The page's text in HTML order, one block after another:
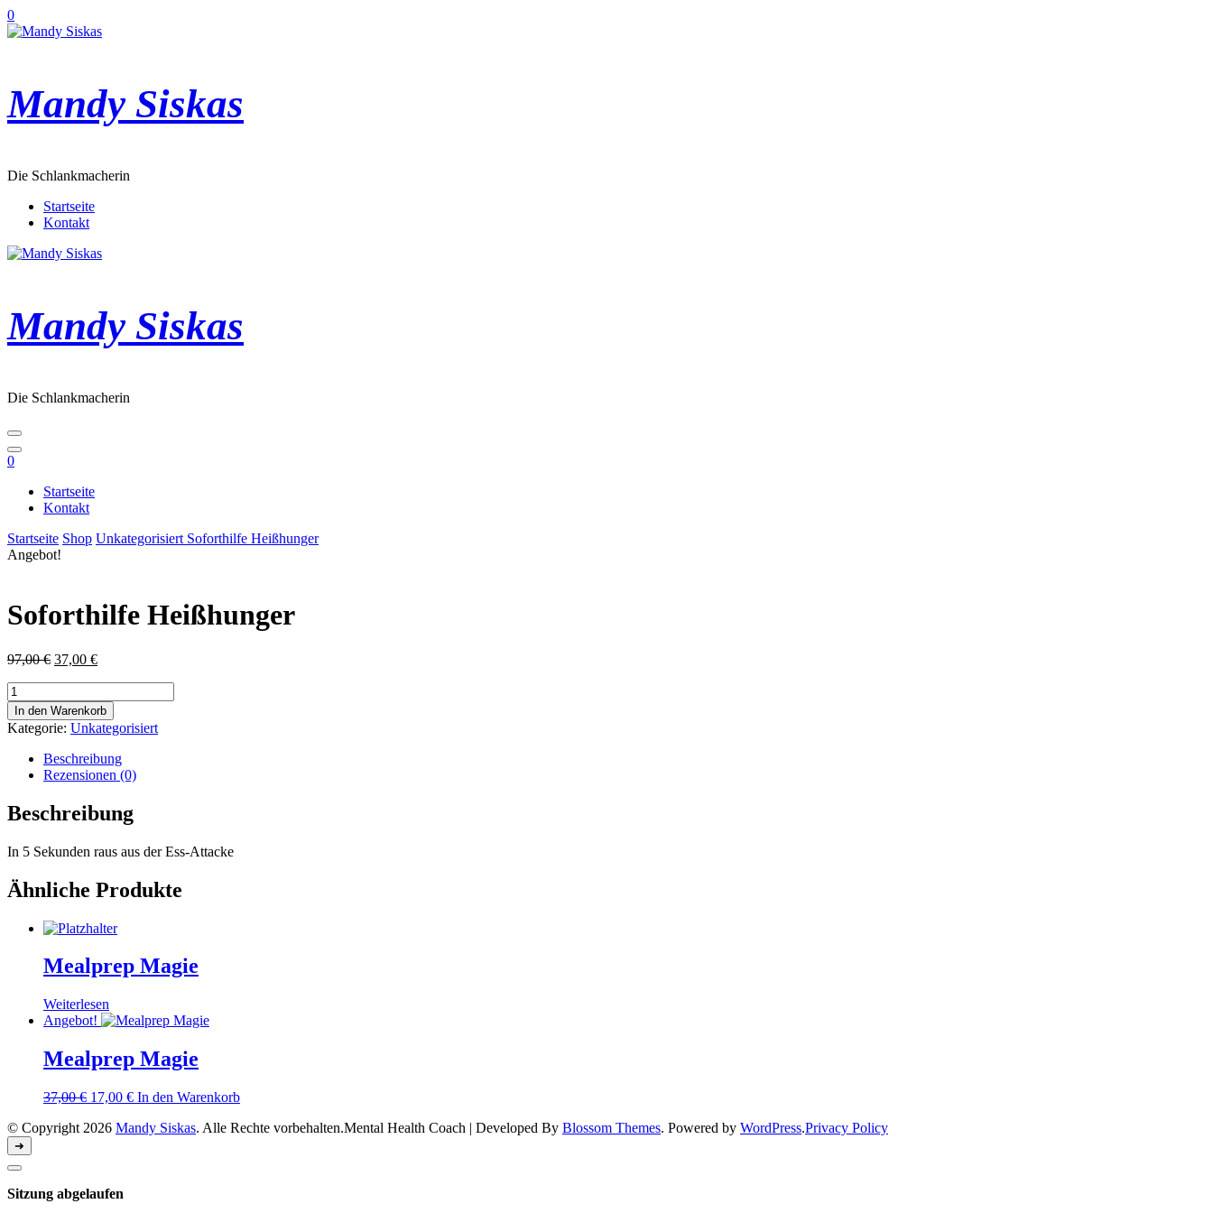
Zum
Inhalt
0
Mandy Siskas
Die Schlankmacherin
Startseite
Kontakt
Mandy Siskas
Die Schlankmacherin
0
Startseite
Kontakt
Startseite Shop Unkategorisiert Soforthilfe Heißhunger
Angebot!
Soforthilfe Heißhunger
97,00€ Ursprünglicher
97,00 €
37,00 €Aktueller
37,00 €.
Soforthilfe
Heißhunger
Menge
In den Warenkorb
Kategorie: Unkategorisiert
Beschreibung
Rezensionen (0)
Beschreibung
In 5 Sekunden raus aus der Ess-Attacke
Ähnliche Produkte
Mealprep Magie
Weiterlesen
Angebot!
Mealprep Magie
37,00€ Ursprünglicher
war:
17,00 €Aktueller
ist:
In den Warenkorb
© Copyright 2026 Mandy Siskas. Alle Rechte vorbehalten.Mental Health Coach | Developed By Blossom Themes. Powered by WordPress.Privacy Policy
➜
Dialog
schließen
Sitzung abgelaufen